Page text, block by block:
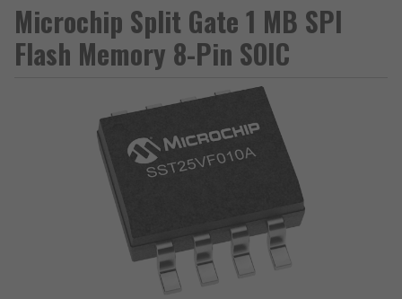
Microchip Split Gate 1 MB SPI
Flash Memory 8-Pin SOIC